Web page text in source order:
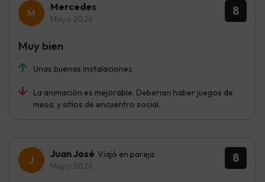
8
Mercedes
Mayo 2026
Unas buenas instalaciones
La animación es mejorable. Deberian haber juegos de
mesa, y sitios de encuentro social.
Muy bien
8
Juan José Viajó en pareja
Mayo 2026